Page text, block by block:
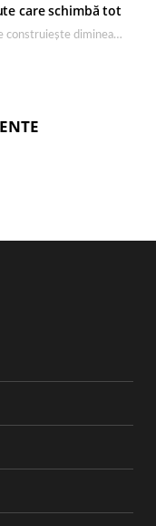
care schimbă tot
Eleganța masculină se construiește dimineața, în câteva minute și cu produsele potrivite. O rutină de…